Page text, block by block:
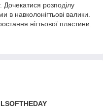
Дочекатися розподілу
навколонігтьові валики.
нігтьової пластини.